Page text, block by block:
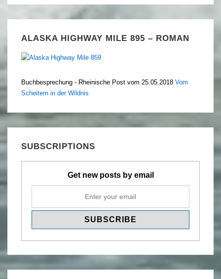
ALASKA HIGHWAY MILE 895 – ROMAN
Buchbesprechung - Rheinische Post vom 25.05.2018 Vom
Scheitern in der Wildnis
SUBSCRIPTIONS
Get new posts by email